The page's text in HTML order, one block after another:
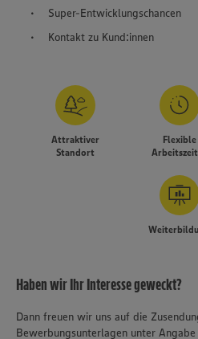
Super-Entwicklungschancen
Kontakt zu Kund:innen
Attraktiver
Standort
Flexible
Haben wir Ihr Interesse geweckt?
Dann freuen wir uns auf die
Bewerbungsunterlagen unter